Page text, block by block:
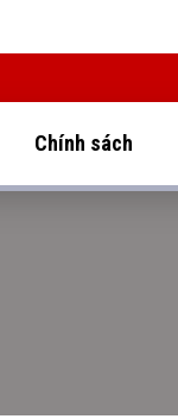
Chính sách